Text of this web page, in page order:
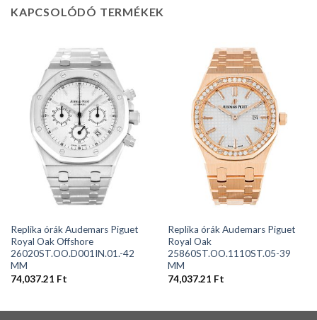
KAPCSOLÓDÓ TERMÉKEK
Replika órák Audemars Piguet
Royal Oak Offshore
26020ST.OO.D001IN.01.-42
MM
74,037.21 Ft
Replika órák Audemars Piguet
Royal Oak
25860ST.OO.1110ST.05-39
MM
74,037.21 Ft